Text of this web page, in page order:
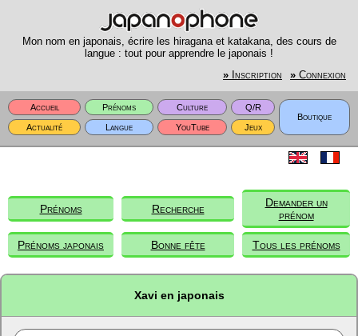
Mon nom en japonais, écrire les hiragana et katakana, des cours de
langue : tout pour apprendre le japonais !
» Inscription » Connexion
Accueil Prénoms Culture
Q/R
Boutique
Actualité
Langue YouTube Jeux
Prénoms Recherche
Demander un
prénom
Prénoms japonais Bonne fête Tous les prénoms
Xavi en japonais